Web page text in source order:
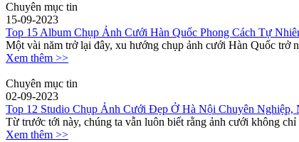
Chuyên mục tin
15-09-2023
Top 15 Album Chụp Ảnh Cưới Hàn Quốc Phong Cách Tự
Một vài năm trở lại đây, xu hướng chụp ảnh cưới Hàn Quốc trở
Xem thêm >>
Chuyên mục tin
02-09-2023
Top 12 Studio Chụp Ảnh Cưới Đẹp Ở Hà Nội Chuyên Nghiệp,
Từ trước tới này, chúng ta vẫn luôn biết rằng ảnh cưới không
Xem thêm >>